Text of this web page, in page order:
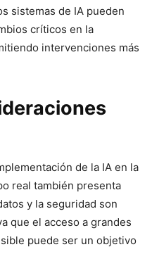
sistemas de IA pueden
críticos en la
intervenciones más
de la IA en la
real también presenta
y la seguridad son
que el acceso a grandes
puede ser un objetivo